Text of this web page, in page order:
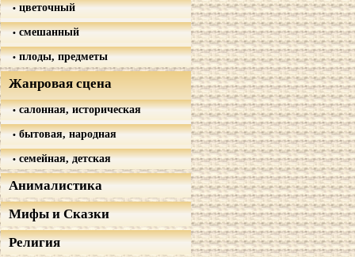
цветочный
смешанный
плоды, предметы
Жанровая сцена
салонная, историческая
бытовая, народная
семейная, детская
Анималистика
Мифы и Сказки
Религия